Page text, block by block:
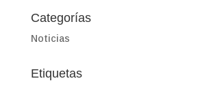
Categorías
Noticias
Etiquetas